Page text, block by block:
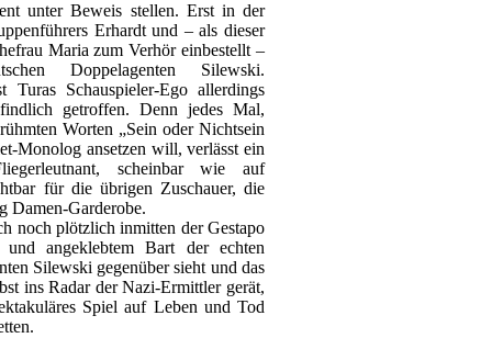
unter Beweis stellen. Erst in der
Erhardt und – als dieser
Maria zum Verhör einbestellt –
Doppelagenten Silewski.
Turas Schauspieler-Ego allerdings
getroffen. Denn jedes Mal,
Worten „Sein oder Nichtsein
Monolog ansetzen will, verlässt ein
scheinbar wie auf
für die übrigen Zuschauer, die
Damen-Garderobe.
noch plötzlich inmitten der Gestapo
angeklebtem Bart der echten
Silewski gegenüber sieht und das
ins Radar der Nazi-Ermittler gerät,
Spiel auf Leben und Tod